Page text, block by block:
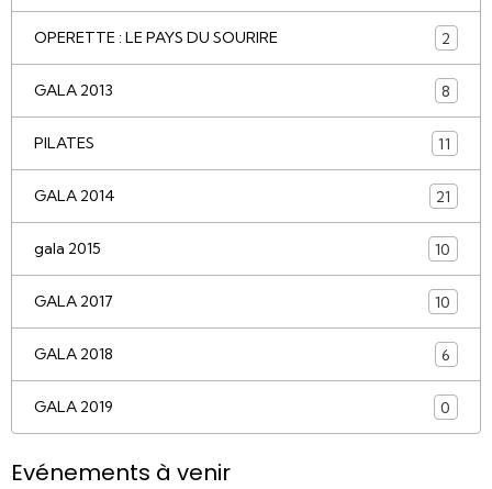
OPERETTE : LE PAYS DU SOURIRE 2
GALA 2013 8
PILATES 11
GALA 2014 21
gala 2015 10
GALA 2017 10
GALA 2018 6
GALA 2019 0
Evénements à venir